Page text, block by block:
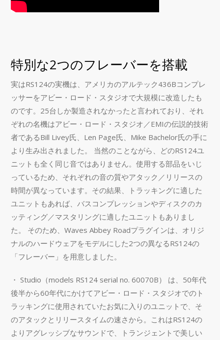
特別な2つのフレーバーを搭載
実はRS124の実機は、アメリカのアルテック436Bコンプレ
ッサーをアビー・ロード・スタジオで大規模に改造したも
のです。25台しか製造されなかったと言われており、それ
ぞれの名機はアビー・ロード・スタジオ／EMIの伝説的技術
者であるBill Livey氏、Len Page氏、Mike Bachelor氏の手に
より生み出されました。 当然のことながら、どのRS124ユ
ニットも全く同じ音ではありません。使用する部品をいじ
っているため、それぞれの音の質やアタック／リリースの
時間が異なっています。その結果、トラッキングに適した
ユニットもあれば、バスコンプレッションやディスクのカ
ッティング／マスタリングに適したユニットもありまし
た。 そのため、Waves Abbey Roadプラグインは、オリジ
ナルのハードウェアをモデルにした2つの異なるRS124の
「フレーバー」を用意しました。
・ Studio（models RS124 serial no. 60070B） は、50年代
後半から60年代にかけてアビー・ロード・スタジオでのト
ラッキングに使用されていたお気に入りのユニットで、そ
のアタックとリリースタイムの速さから。これはRS124の
よりアグレッシブなサウンドで、トランジェントで美しい